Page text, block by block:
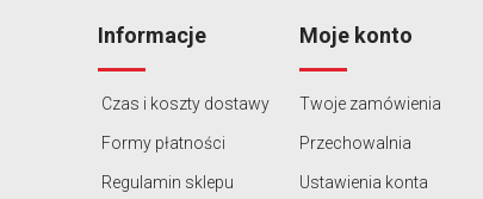
Informacje
Czas i koszty dostawy
Formy płatności
Regulamin sklepu
Moje konto
Twoje zamówienia
Przechowalnia
Ustawienia konta